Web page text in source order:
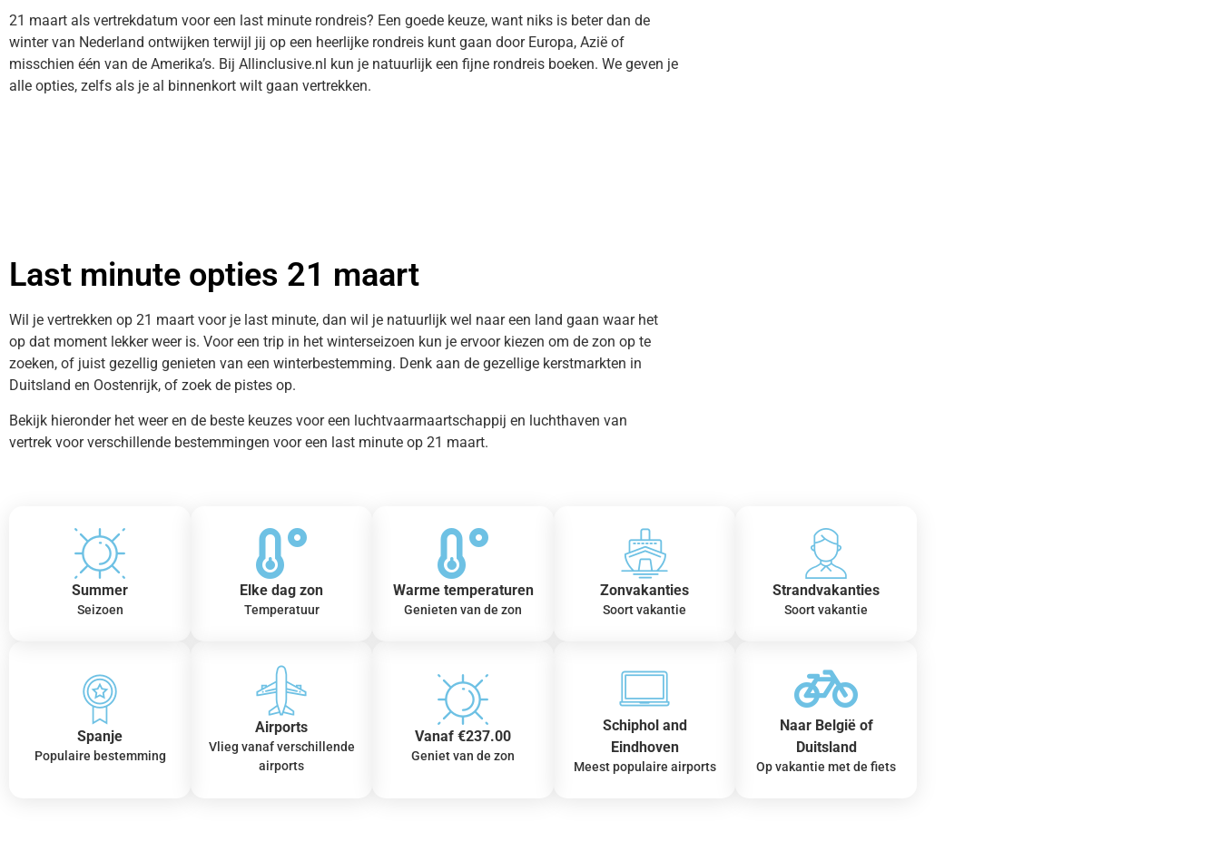
21 maart als vertrekdatum voor een last minute rondreis? Een goede keuze, want niks is beter dan de
winter van Nederland ontwijken terwijl jij op een heerlijke rondreis kunt gaan door Europa, Azië of
misschien één van de Amerika’s. Bij Allinclusive.nl kun je natuurlijk een fijne rondreis boeken. We geven je
alle opties, zelfs als je al binnenkort wilt gaan vertrekken.
Last minute opties 21 maart
Wil je vertrekken op 21 maart voor je last minute, dan wil je natuurlijk wel naar een land gaan waar het
op dat moment lekker weer is. Voor een trip in het winterseizoen kun je ervoor kiezen om de zon op te
zoeken, of juist gezellig genieten van een winterbestemming. Denk aan de gezellige kerstmarkten in
Duitsland en Oostenrijk, of zoek de pistes op.
Bekijk hieronder het weer en de beste keuzes voor een luchtvaarmaartschappij en luchthaven van
vertrek voor verschillende bestemmingen voor een last minute op 21 maart.
Summer
Seizoen
Elke dag zon
Temperatuur
Warme temperaturen
Genieten van de zon
Zonvakanties
Soort vakantie
Strandvakanties
Soort vakantie
Spanje
Populaire bestemming
Airports
Vlieg vanaf verschillende
airports
Vanaf €237.00
Geniet van de zon
Schiphol and
Eindhoven
Meest populaire airports
Naar België of
Duitsland
Op vakantie met de fiets